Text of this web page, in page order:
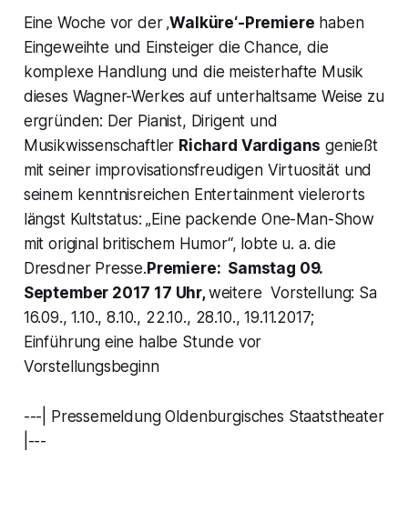
Eine Woche vor der ‚Walküre‘-Premiere haben
Eingeweihte und Einsteiger die Chance, die
komplexe Handlung und die meisterhafte Musik
dieses Wagner-Werkes auf unterhaltsame Weise zu
ergründen: Der Pianist, Dirigent und
Musikwissenschaftler Richard Vardigans genießt
mit seiner improvisationsfreudigen Virtuosität und
seinem kenntnisreichen Entertainment vielerorts
längst Kultstatus: „Eine packende One-Man-Show
mit original britischem Humor“, lobte u. a. die
Dresdner Presse.Premiere: Samstag 09.
September 2017 17 Uhr,weitere Vorstellung: Sa
16.09., 1.10., 8.10., 22.10., 28.10., 19.11.2017;
Einführung eine halbe Stunde vor
Vorstellungsbeginn
---| Pressemeldung Oldenburgisches Staatstheater
|---